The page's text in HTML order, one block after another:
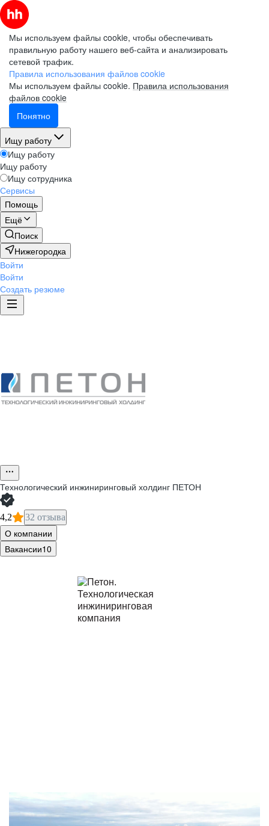
Мы используем файлы cookie, чтобы обеспечивать
правильную работу нашего веб-сайта и анализировать
сетевой трафик.
Правила использования файлов cookie
Мы используем файлы cookie. Правила использования
файлов cookie
Понятно
Ищу работу
Ищу работу
Ищу работу
Ищу сотрудника
Сервисы
Помощь
Ещё
Поиск
Нижегородка
Войти
Войти
Создать резюме
Технологический инжиниринговый холдинг ПЕТОН
4,2 32 отзыва
О компании
Вакансии10